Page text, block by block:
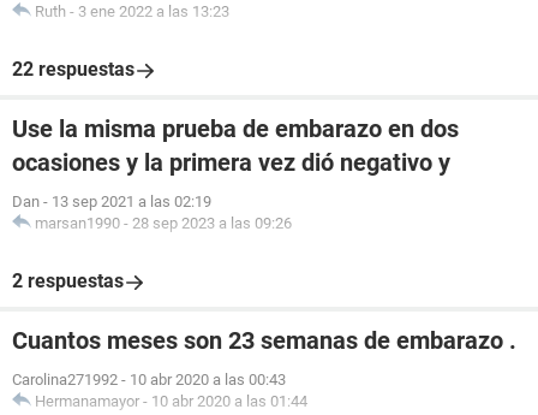
Ruth - 3 ene 2022 a las 13:23
22 respuestas
Use la misma prueba de embarazo en dos
ocasiones y la primera vez dió negativo y
Dan - 13 sep 2021 a las 02:19
marsan1990 - 28 sep 2023 a las 09:26
2 respuestas
Cuantos meses son 23 semanas de embarazo .
Carolina271992 - 10 abr 2020 a las 00:43
Hermanamayor - 10 abr 2020 a las 01:44